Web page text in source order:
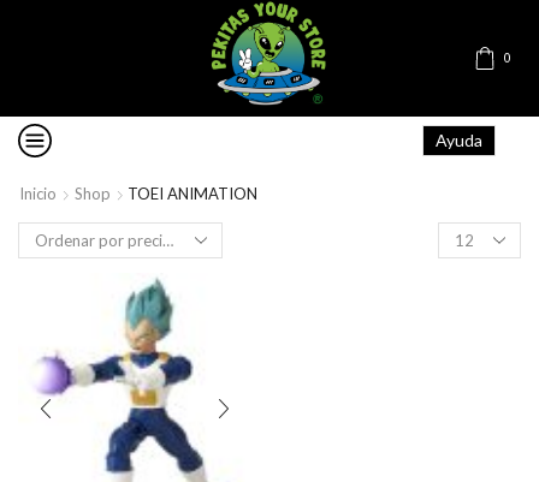
0
Ayuda
Inicio Shop
TOEI ANIMATION
Products
per